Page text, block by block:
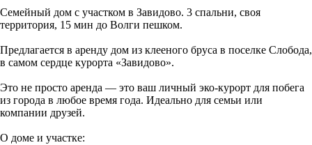
Семейный дом с участком в Завидово. 3 спальни, своя
территория, 15 мин до Волги пешком.
Предлагается в аренду дом из клееного бруса в поселке Слобода,
в самом сердце курорта «Завидово».
Это не просто аренда — это ваш личный эко-курорт для побега
из города в любое время года. Идеально для семьи или
компании друзей.
О доме и участке: